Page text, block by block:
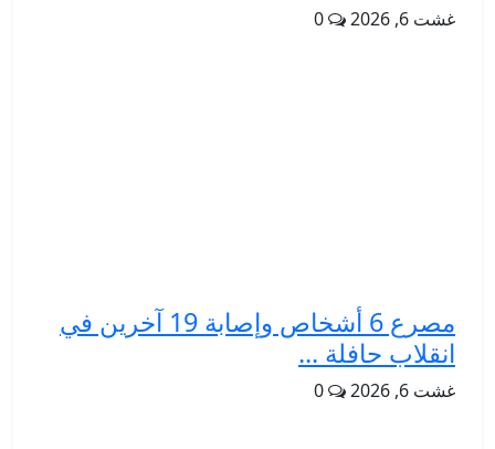
غشت 6, 2026 0
مصرع 6 أشخاص وإصابة 19 آخرين في
انقلاب حافلة ...
غشت 6, 2026 0